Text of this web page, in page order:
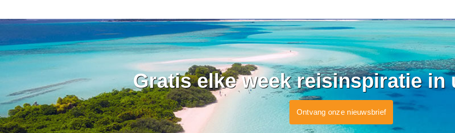
Gratis elke week reisinspiratie in
Ontvang onze nieuwsbrief